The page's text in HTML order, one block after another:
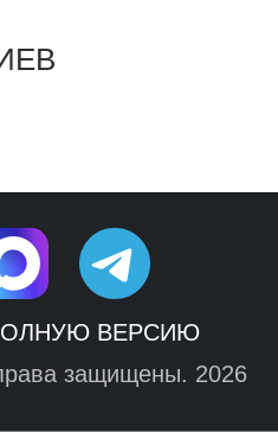
ВЕРСИЮ
защищены. 2026